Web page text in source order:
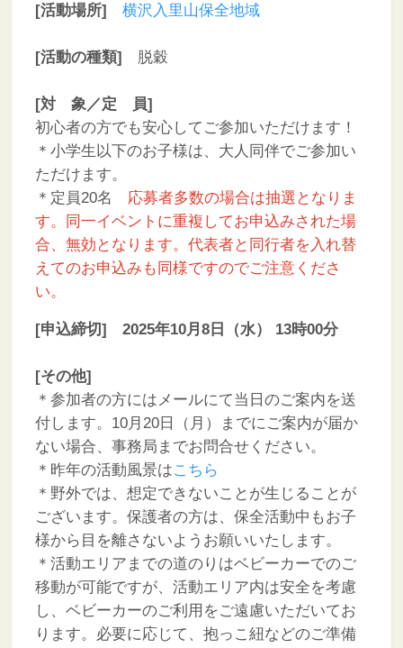
[活動場所] 横沢入里山保全地域
[活動の種類] 脱穀
[対 象／定 員]
初心者の方でも安心してご参加いただけます！
＊小学生以下のお子様は、大人同伴でご参加い
ただけます。
＊定員20名 応募者多数の場合は抽選となりま
す。同一イベントに重複してお申込みされた場
合、無効となります。代表者と同行者を入れ替
えてのお申込みも同様ですのでご注意くださ
い。
[申込締切] 2025年10月8日（水） 13時00分
[その他]
＊参加者の方にはメールにて当日のご案内を送
付します。10月20日（月）までにご案内が届か
ない場合、事務局までお問合せください。
＊昨年の活動風景はこちら
＊野外では、想定できないことが生じることが
ございます。保護者の方は、保全活動中もお子
様から目を離さないようお願いいたします。
＊活動エリアまでの道のりはベビーカーでのご
移動が可能ですが、活動エリア内は安全を考慮
し、ベビーカーのご利用をご遠慮いただいてお
ります。必要に応じて、抱っこ紐などのご準備